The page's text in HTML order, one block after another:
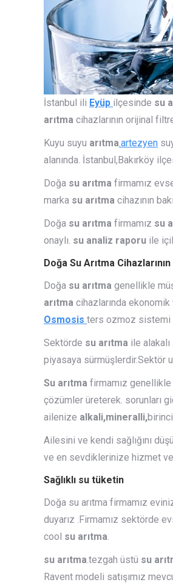
İstanbul ili Eyüp ilçesinde su
arıtma cihazlarının orijinal
Kuyu suyu arıtma.artezyen
alanında. İstanbul,Bakırköy
Doğa su arıtma firmamız
marka su arıtma cihazının
Doğa su arıtma firmamız su
onaylı. su analiz raporu ile
Doğa Su Arıtma
Doğa su arıtma genellikle
arıtma cihazlarında ekonomik
Osmosis ters ozmoz sistemi
Sektörde su arıtma ile
piyasaya sürmüşlerdir.Sektör
Su arıtma firmamız genellikle
çözümler üreterek. sorunları
ailenize alkali,mineralli,birinci
Ailesini ve kendi sağlığını
ve en sevdiklerinize hizmet
Sağlıklı su tüketin
Doğa su arıtma firmamız
duyarız .Firmamız sektörde
cool su arıtma.
su arıtma.tezgah üstü su
Ravent modeli satışımız